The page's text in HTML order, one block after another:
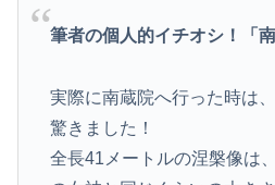
筆者の個人的イチオシ！「
実際に南蔵院へ行った時は
驚きました！
全長41メートルの涅槃像は